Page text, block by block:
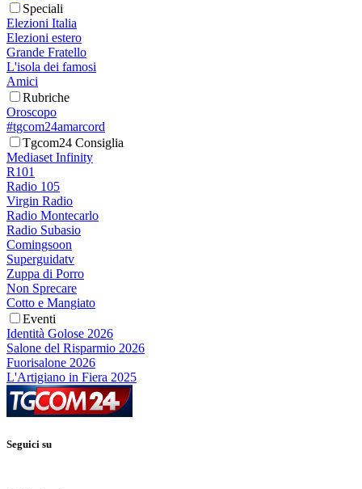
Speciali
Elezioni Italia
Elezioni estero
Grande Fratello
L'isola dei famosi
Amici
Rubriche
Oroscopo
#tgcom24amarcord
Tgcom24 Consiglia
Mediaset Infinity
R101
Radio 105
Virgin Radio
Radio Montecarlo
Radio Subasio
Comingsoon
Superguidatv
Zuppa di Porro
Non Sprecare
Cotto e Mangiato
Eventi
Identità Golose 2026
Salone del Risparmio 2026
Fuorisalone 2026
L'Artigiano in Fiera 2025
Seguici su